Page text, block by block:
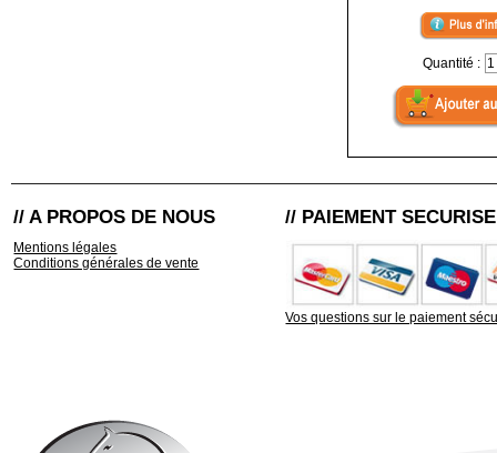
Quantité :
// A PROPOS DE NOUS
Mentions légales
Conditions générales de vente
// PAIEMENT SECURISE
Vos questions sur le paiement